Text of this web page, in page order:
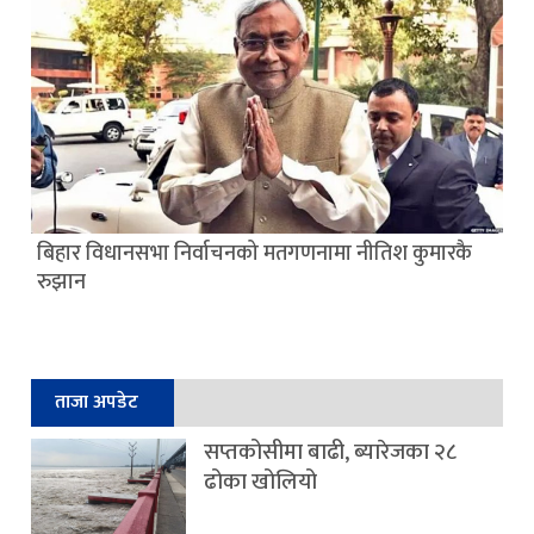
बिहार विधानसभा निर्वाचनको मतगणनामा नीतिश कुमारकै
रुझान
ताजा अपडेट
सप्तकोसीमा बाढी, ब्यारेजका २८
ढोका खोलियो